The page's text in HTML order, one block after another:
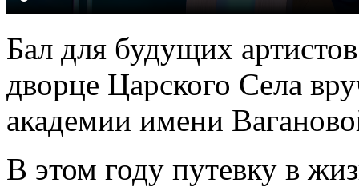
Бал для будущих
дворце Царского Села
академии имени
В этом году путевку в